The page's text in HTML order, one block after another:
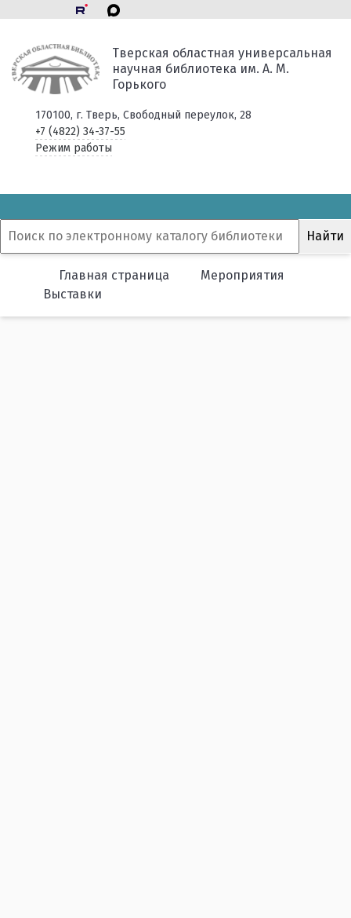
Тверская областная универсальная
научная библиотека им. А. М.
Горького
170100, г. Тверь, Свободный переулок, 28
+7 (4822) 34-37-55
Режим работы
Главная страница
Мероприятия
Выставки